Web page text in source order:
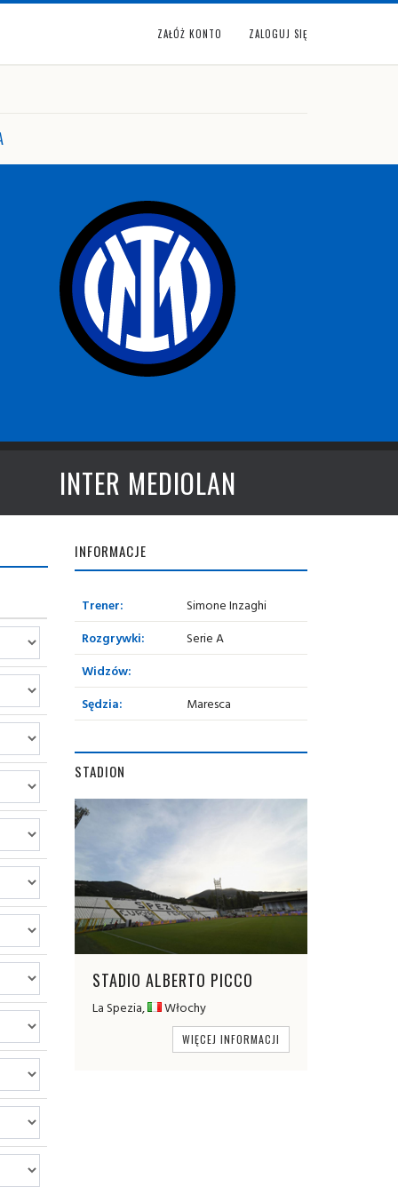
ZAŁÓŻ KONTO ZALOGUJ SIĘ
INTER MEDIOLAN
INFORMACJE
Trener:
Simone Inzaghi
Rozgrywki:
Serie A
Widzów:
Sędzia:
Maresca
STADION
STADIO ALBERTO PICCO
La Spezia, Włochy
WIĘCEJ INFORMACJI